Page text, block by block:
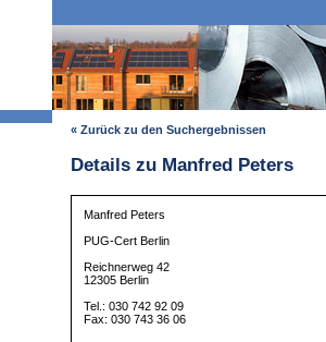
« Zurück zu den Suchergebnissen
Details zu Manfred Peters
Manfred Peters
PUG-Cert Berlin
Reichnerweg 42
12305 Berlin
Tel.: 030 742 92 09
Fax: 030 743 36 06